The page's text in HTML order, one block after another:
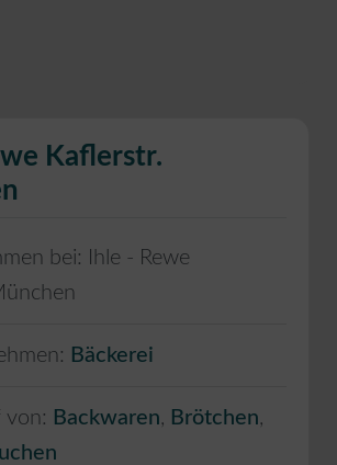
Kaflerstr.
bei:
Ihle - Rewe
Bäckerei
von: Backwaren, Brötchen,